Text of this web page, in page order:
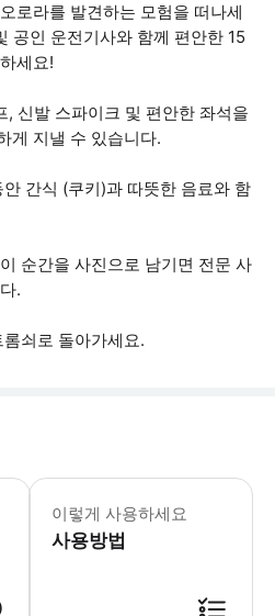
로라를 발견하는 모험을 떠나세
공인 운전기사와 함께 편안한 15
세요!
, 신발 스파이크 및 편안한 좌석을
게 지낼 수 있습니다.
간식 (쿠키)과 따뜻한 음료와 함
순간을 사진으로 남기면 전문 사
.
쇠로 돌아가세요.
오로라는 자연현상이며 목격이 보장
이렇게 사용하세요
사용방법